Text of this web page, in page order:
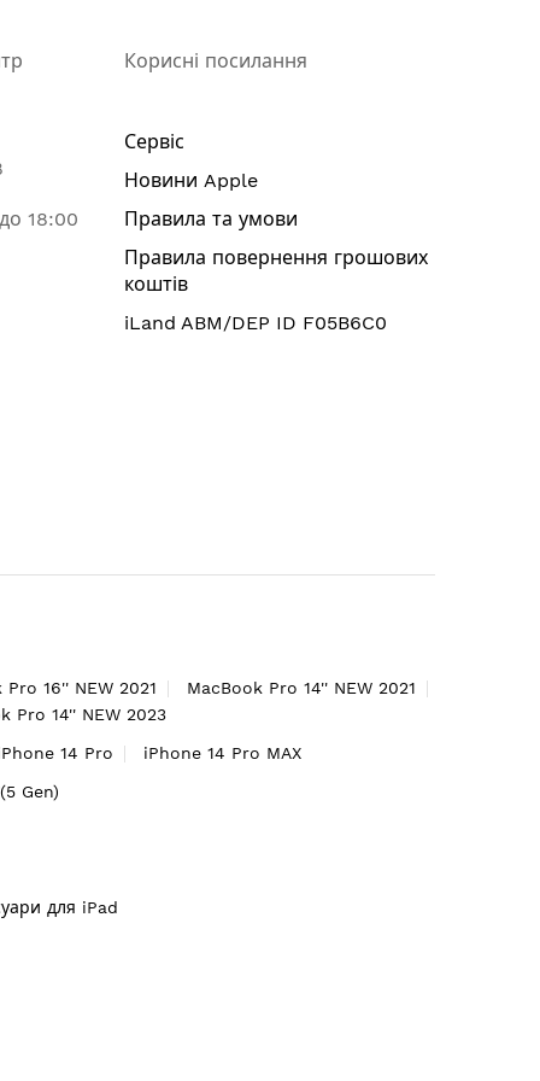
18:00
Корисні посилання
Сервіс
Новини Apple
Правила та умови
Правила повернення грошових
коштів
iLand ABM/DEP ID F05B6C0
Pro 16'' NEW 2021
MacBook Pro 14'' NEW 2021
Pro 14'' NEW 2023
14 Pro
iPhone 14 Pro MAX
Gen)
для iPad